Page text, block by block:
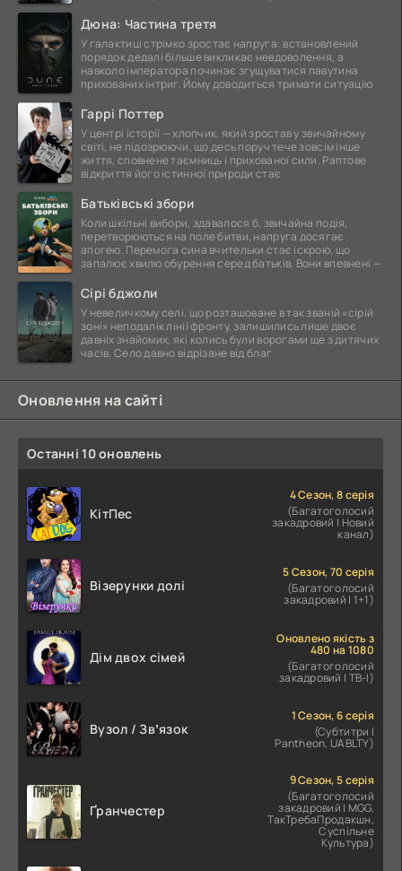
Дюна: Частина третя
У галактиці стрімко зростає напруга: встановлений
порядок дедалі більше викликає невдоволення, а
навколо імператора починає згущуватися павутина
прихованих інтриг. Йому доводиться тримати ситуацію
Гаррі Поттер
У центрі історії — хлопчик, який зростав у звичайному
світі, не підозрюючи, що десь поруч тече зовсім інше
життя, сповнене таємниць і прихованої сили. Раптове
відкриття його істинної природи стає
Батьківські збори
Коли шкільні вибори, здавалося б, звичайна подія,
перетворюються на поле битви, напруга досягає
апогею. Перемога сина вчительки стає іскрою, що
запалює хвилю обурення серед батьків. Вони впевнені —
Сірі бджоли
У невеличкому селі, що розташоване в так званій «сірій
зоні» неподалік лінії фронту, залишились лише двоє
давніх знайомих, які колись були ворогами ще з дитячих
часів. Село давно відрізане від благ
Оновлення на сайті
Останні 10 оновлень
КітПес
4 Сезон, 8 серія
(Багатоголосий
закадровий | Новий
канал)
Візерунки долі
5 Сезон, 70 серія
(Багатоголосий
закадровий | 1+1)
Дім двох сімей
Оновлено якість з
480 на 1080
(Багатоголосий
закадровий | ТВ-І)
Вузол / Звʼязок
1 Сезон, 6 серія
(Субтитри |
Pantheon, UABLTY)
Ґранчестер
9 Сезон, 5 серія
(Багатоголосий
закадровий | MGG,
ТакТребаПродакшн,
Суспільне
Культура)